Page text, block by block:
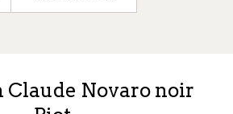
Claude Novaro noir